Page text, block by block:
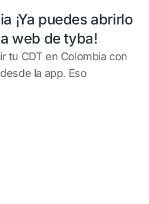
¡Ya puedes abrirlo
web de tyba!
tu CDT en Colombia con
la app. Eso